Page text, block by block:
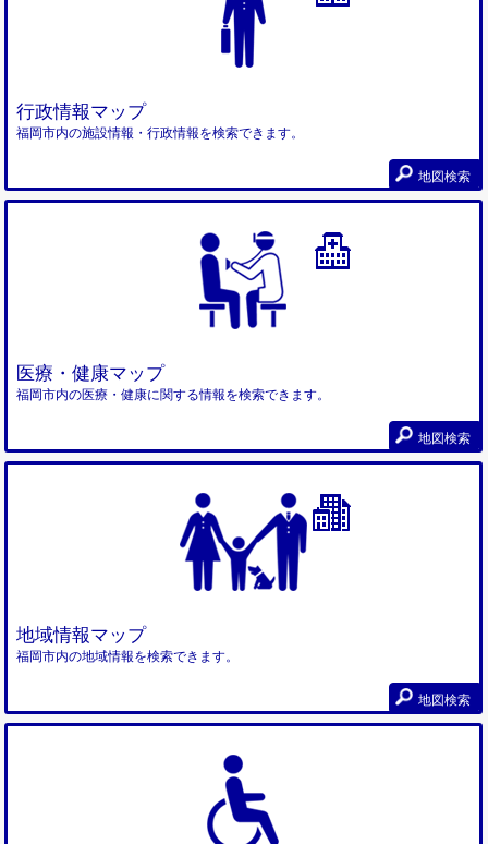
行政情報マップ
福岡市内の施設情報・行政情報を検索できます。
地図検索
医療・健康マップ
福岡市内の医療・健康に関する情報を検索できます。
地図検索
地域情報マップ
福岡市内の地域情報を検索できます。
地図検索